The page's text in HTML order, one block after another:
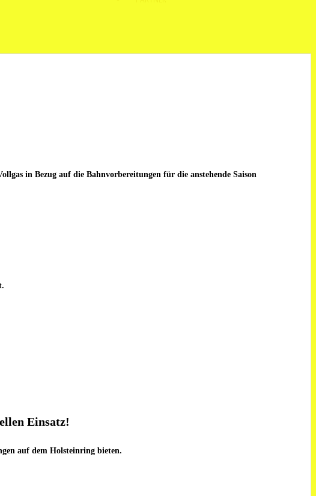
in Bezug auf die Bahnvorbereitungen für die anstehende Saison
Einsatz!
auf dem Holsteinring bieten.